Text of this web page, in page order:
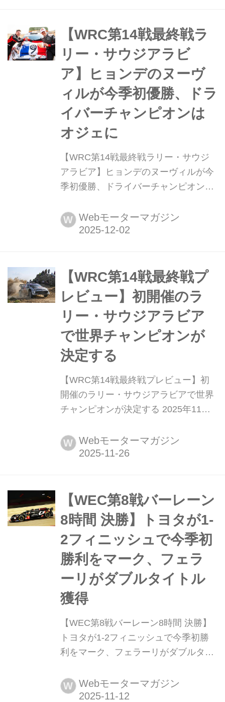
ンが優勝、2位にはマクラーレンのオ
スカー・ピアストリ、3位にはマクラ
ーレンのランド・ノリスが入った。こ
の結果、注...
【WRC第14戦最終戦ラ
リー・サウジアラビ
ア】ヒョンデのヌーヴ
ィルが今季初優勝、ドラ
イバーチャンピオンは
オジェに
【WRC第14戦最終戦ラリー・サウジ
アラビア】ヒョンデのヌーヴィルが今
季初優勝、ドライバーチャンピオンは
時間)、WRC第14戦(最終戦)ラリー・
サウジアラビアが西部ジェッダを起点
ルが優勝、2位にもアドリアン・フル
モーが入り、ヒョンデが1-2フィニッ
シュを達成。トヨタのセバスチャ...
W Webモーターマガジン
【WRC第14戦最終戦プ
レビュー】初開催のラ
リー・サウジアラビア
で世界チャンピオンが
決定する
【WRC第14戦最終戦プレビュー】初
開催のラリー・サウジアラビアで世界
チャンピオンが決定する 2025年11月
で、WRC(世界ラリー選手権)第14戦ラ
リー・サウジアラビアが西部の街ジェ
て。マニュファクチャラーズタイトル
はすでにトヨタが確定しているが、ド
ライバー...
W Webモーターマガジン
【WEC第8戦バーレーン
8時間 決勝】トヨタが1-
2フィニッシュで今季初
勝利をマーク、フェラ
ーリがダブルタイトル
獲得
【WEC第8戦バーレーン8時間 決勝】
トヨタが1-2フィニッシュで今季初勝
利をマーク、フェラーリがダブルタイ
WEC世界耐久選手権のシーズン最終戦
となる第8戦バーレーン8時間の決勝が
W Webモーターマガジン